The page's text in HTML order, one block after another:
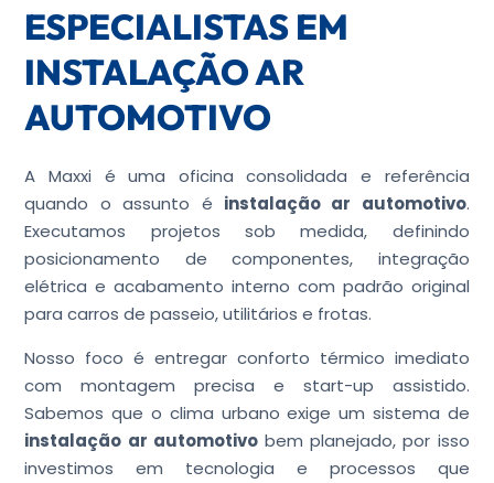
ESPECIALISTAS EM
INSTALAÇÃO AR
AUTOMOTIVO
A Maxxi é uma oficina consolidada e referência
quando o assunto é instalação ar automotivo.
Executamos projetos sob medida, definindo
posicionamento de componentes, integração
elétrica e acabamento interno com padrão original
para carros de passeio, utilitários e frotas.
Nosso foco é entregar conforto térmico imediato
com montagem precisa e start-up assistido.
Sabemos que o clima urbano exige um sistema de
instalação ar automotivobem planejado, por isso
investimos em tecnologia e processos que